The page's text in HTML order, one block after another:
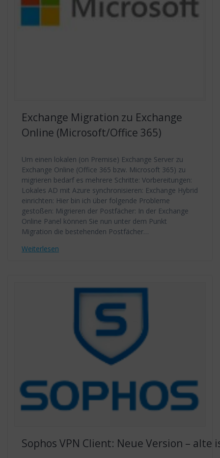
Exchange Migration zu Exchange
Online (Microsoft/Office 365)
Um einen lokalen (on Premise) Exchange Server zu
Exchange Online (Office 365 bzw. Microsoft 365) zu
migrieren bedarf es mehrere Schritte: Vorbereitungen:
Lokales AD mit Azure synchronisieren: Exchange Hybrid
einrichten: Hier bin ich über folgende Probleme
gestoßen: Migrieren der Postfächer: In der Exchange
Online Panel können Sie nun unter dem Punkt
Migration die bestehenden Postfächer…
Weiterlesen
Sophos VPN Client: Neue Version – alte